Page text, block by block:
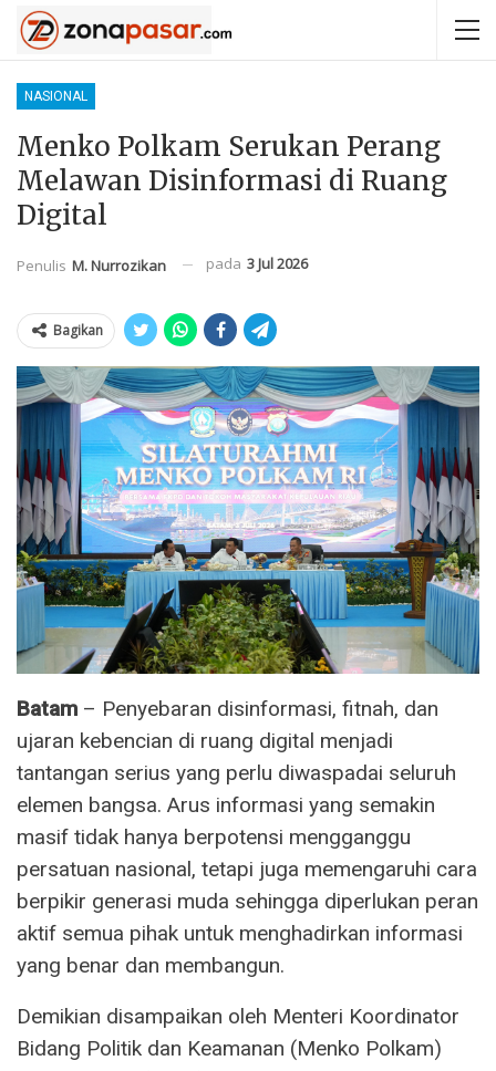
NASIONAL
Menko Polkam Serukan Perang
Melawan Disinformasi di Ruang
Digital
Penulis M. Nurrozikan pada 3 Jul 2026
Bagikan
Batam – Penyebaran disinformasi, fitnah, dan
ujaran kebencian di ruang digital menjadi
tantangan serius yang perlu diwaspadai seluruh
elemen bangsa. Arus informasi yang semakin
masif tidak hanya berpotensi mengganggu
persatuan nasional, tetapi juga memengaruhi cara
berpikir generasi muda sehingga diperlukan peran
aktif semua pihak untuk menghadirkan informasi
yang benar dan membangun.
Demikian disampaikan oleh Menteri Koordinator
Bidang Politik dan Keamanan (Menko Polkam)